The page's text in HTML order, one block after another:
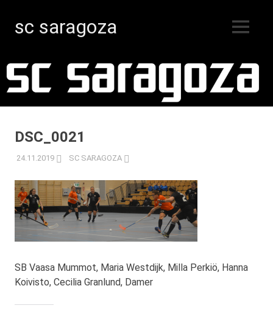
innehåll
sc saragoza
Kristinestad
sedan
MENY
DSC_0021
24.11.2019 SC SARAGOZA
SB Vaasa Mummot, Maria Westdijk, Milla Perkiö, Hanna
Koivisto, Cecilia Granlund, Damer